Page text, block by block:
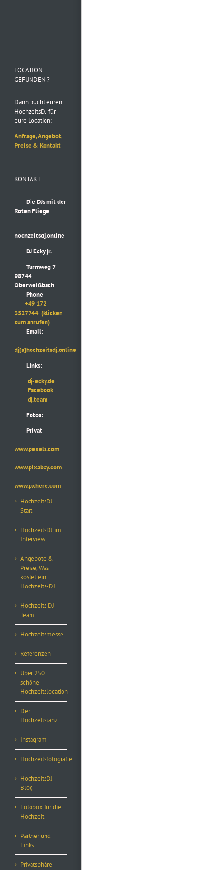
LOCATION
GEFUNDEN ?
Dann bucht euren
HochzeitsDJ für
eure Location:
Anfrage, Angebot,
Preise & Kontakt
KONTAKT
Die DJs mit der
Roten Fliege
hochzeitsdj.online
DJ Ecky jr.
Turmweg 7
98744
Oberweißbach
Phone
+49 172
3527744 (klicken
zum anrufen)
Email:
dj[a]hochzeitsdj.online
Links:
dj-ecky.de
Facebook
dj.team
Fotos:
Privat
www.pexels.com
www.pixabay.com
www.pxhere.com
HochzeitsDJ
Start
HochzeitsDJ im
Interview
Angebote &
Preise, Was
kostet ein
Hochzeits-DJ
Hochzeits DJ
Team
Hochzeitsmesse
Referenzen
Über 250
schöne
Hochzeitslocation
Der
Hochzeitstanz
Instagram
Hochzeitsfotografie
HochzeitsDJ
Blog
Fotobox für die
Hochzeit
Partner und
Links
Privatsphäre-